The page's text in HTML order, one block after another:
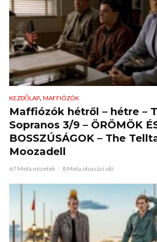
KEZDŐLAP, MAFFIÓZÓK
Maffiózók hétről – hétre –
Sopranos 3/9 – ÖRÖMÖK
BOSSZÚSÁGOK – The
Moozadell
67 Meta nézetek 8 Meta olvasási idő